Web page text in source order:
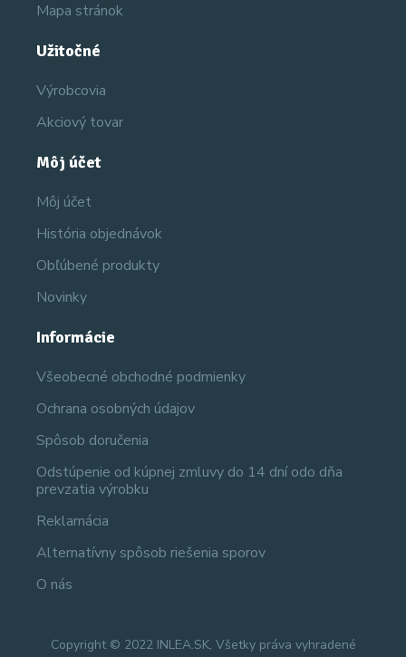
Mapa stránok
Užitočné
Výrobcovia
Akciový tovar
Môj účet
Môj účet
História objednávok
Obľúbené produkty
Novinky
Informácie
Všeobecné obchodné podmienky
Ochrana osobných údajov
Spôsob doručenia
Odstúpenie od kúpnej zmluvy do 14 dní odo dňa
prevzatia výrobku
Reklamácia
Alternatívny spôsob riešenia sporov
O nás
Copyright © 2022 INLEA.SK, Všetky práva vyhradené